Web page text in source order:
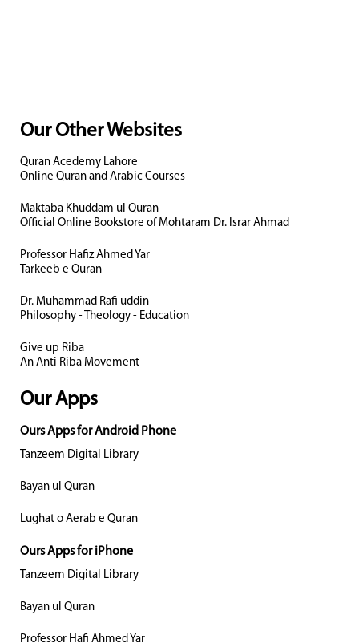
Our Other Websites
Quran Acedemy Lahore
Online Quran and Arabic Courses
Maktaba Khuddam ul Quran
Official Online Bookstore of Mohtaram Dr. Israr Ahmad
Professor Hafiz Ahmed Yar
Tarkeeb e Quran
Dr. Muhammad Rafi uddin
Philosophy - Theology - Education
Give up Riba
An Anti Riba Movement
Our Apps
Ours Apps for Android Phone
Tanzeem Digital Library
Bayan ul Quran
Lughat o Aerab e Quran
Ours Apps for iPhone
Tanzeem Digital Library
Bayan ul Quran
Professor Hafi Ahmed Yar